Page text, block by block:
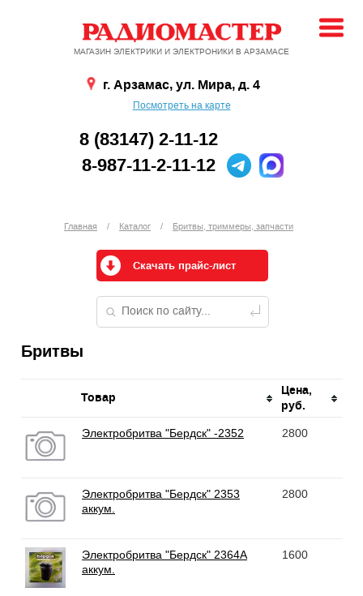
МАГАЗИН ЭЛЕКТРИКИ И ЭЛЕКТРОНИКИ В АРЗАМАСЕ
г. Арзамас, ул. Мира, д. 4
Посмотреть на карте
8 (83147) 2-11-12
8-987-11-2-11-12
Главная / Каталог / Бритвы, триммеры, запчасти
Скачать прайс-лист
Бритвы
Товар
Цена,
руб.
Электробритва "Бердск" -2352 2800
Электробритва "Бердск" 2353
аккум.
2800
Электробритва "Бердск" 2364А
аккум.
1600